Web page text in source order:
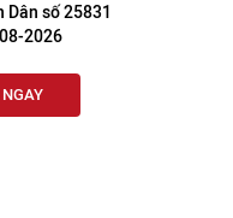
Dân số 25831
2026